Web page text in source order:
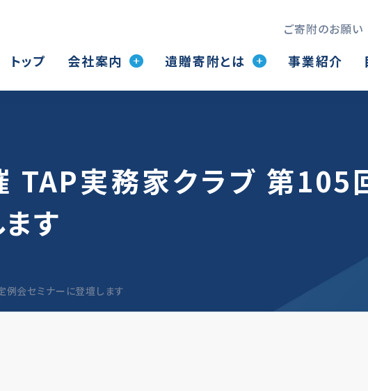
ご寄附のお願い
トップ 会社案内 遺贈寄附とは 事業紹介
TAP実務家クラブ 第105
す
会セミナーに登壇します